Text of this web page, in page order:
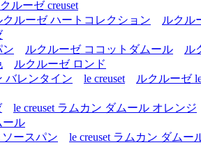
ルーゼ creuset
クルーゼ ハートコレクション
ルクル
ン
ルクルーゼ ココットダムール
ル
ルクルーゼ ロンド
バレンタイン
le creuset
ルクルーゼ
le creuset ラムカン ダムール オレンジ
ール
ソースパン
le creuset ラムカン ダム